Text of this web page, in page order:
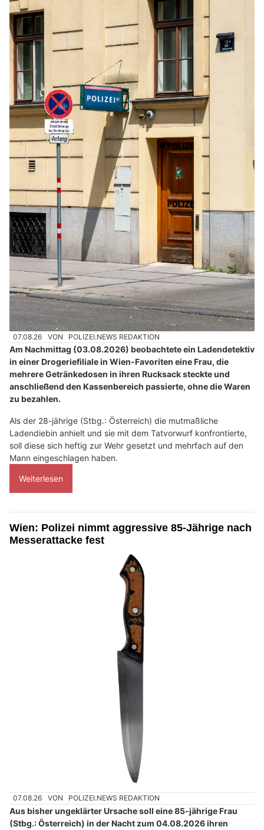
07.08.26 VON POLIZEI.NEWS REDAKTION
Am Nachmittag (03.08.2026) beobachtete ein Ladendetektiv
in einer Drogeriefiliale in Wien-Favoriten eine Frau, die
mehrere Getränkedosen in ihren Rucksack steckte und
anschließend den Kassenbereich passierte, ohne die Waren
zu bezahlen.
Als der 28-jährige (Stbg.: Österreich) die mutmaßliche
Ladendiebin anhielt und sie mit dem Tatvorwurf konfrontierte,
soll diese sich heftig zur Wehr gesetzt und mehrfach auf den
Mann eingeschlagen haben.
Weiterlesen
Wien: Polizei nimmt aggressive 85-Jährige nach
Messerattacke fest
07.08.26 VON POLIZEI.NEWS REDAKTION
Aus bisher ungeklärter Ursache soll eine 85-jährige Frau
(Stbg.: Österreich) in der Nacht zum 04.08.2026 ihren